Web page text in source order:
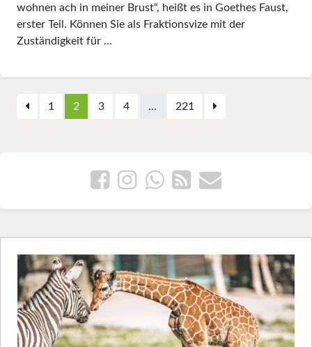
wohnen ach in meiner Brust“, heißt es in Goethes Faust,
erster Teil. Können Sie als Fraktionsvize mit der
Zuständigkeit für …
1 2 3 4 ... 221